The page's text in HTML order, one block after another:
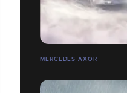
MERCEDES AXOR